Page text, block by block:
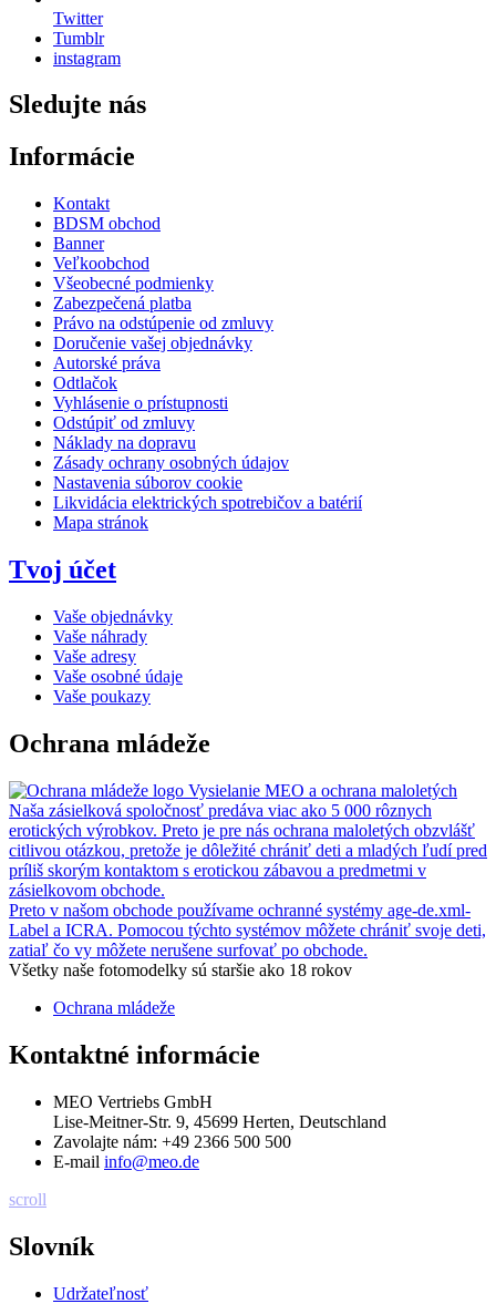
Twitter
Tumblr
instagram
Sledujte nás
Informácie
Kontakt
BDSM obchod
Banner
Veľkoobchod
Všeobecné podmienky
Zabezpečená platba
Právo na odstúpenie od zmluvy
Doručenie vašej objednávky
Autorské práva
Odtlačok
Vyhlásenie o prístupnosti
Odstúpiť od zmluvy
Náklady na dopravu
Zásady ochrany osobných údajov
Nastavenia súborov cookie
Likvidácia elektrických spotrebičov a batérií
Mapa stránok
Tvoj účet
Vaše objednávky
Vaše náhrady
Vaše adresy
Vaše osobné údaje
Vaše poukazy
Ochrana mládeže
Vysielanie MEO a ochrana maloletých
Naša zásielková spoločnosť predáva viac ako 5 000 rôznych
erotických výrobkov. Preto je pre nás ochrana maloletých obzvlášť
citlivou otázkou, pretože je dôležité chrániť deti a mladých ľudí pred
príliš skorým kontaktom s erotickou zábavou a predmetmi v
zásielkovom obchode.
Preto v našom obchode používame ochranné systémy age-de.xml-
Label a ICRA. Pomocou týchto systémov môžete chrániť svoje deti,
zatiaľ čo vy môžete nerušene surfovať po obchode.
Všetky naše fotomodelky sú staršie ako 18 rokov
Ochrana mládeže
Kontaktné informácie
MEO Vertriebs GmbH
Lise-Meitner-Str. 9, 45699 Herten, Deutschland
Zavolajte nám: +49 2366 500 500
E-mail info@meo.de
scroll
Slovník
Udržateľnosť